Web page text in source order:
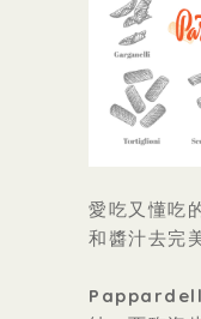
愛吃又懂吃
和醬汁去完